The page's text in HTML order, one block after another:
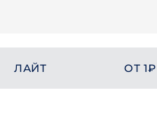
ЛАЙТ ОТ 1₽